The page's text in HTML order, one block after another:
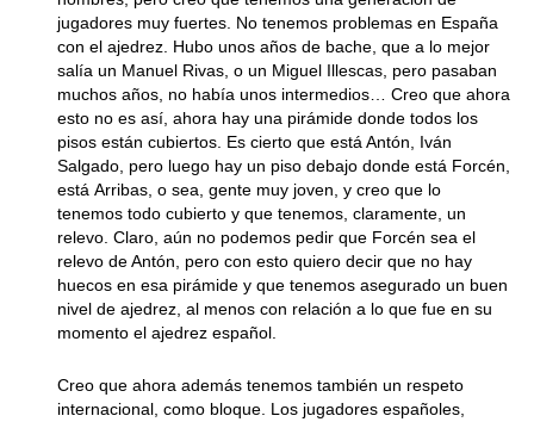
jugadores muy fuertes. No tenemos problemas en España
con el ajedrez. Hubo unos años de bache, que a lo mejor
salía un Manuel Rivas, o un Miguel Illescas, pero pasaban
muchos años, no había unos intermedios… Creo que ahora
esto no es así, ahora hay una pirámide donde todos los
pisos están cubiertos. Es cierto que está Antón, Iván
Salgado, pero luego hay un piso debajo donde está Forcén,
está Arribas, o sea, gente muy joven, y creo que lo
tenemos todo cubierto y que tenemos, claramente, un
relevo. Claro, aún no podemos pedir que Forcén sea el
relevo de Antón, pero con esto quiero decir que no hay
huecos en esa pirámide y que tenemos asegurado un buen
nivel de ajedrez, al menos con relación a lo que fue en su
momento el ajedrez español.
Creo que ahora además tenemos también un respeto
internacional, como bloque. Los jugadores españoles,